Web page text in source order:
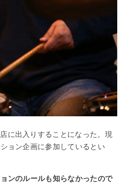
に出入りすることになった。現
ョン企画に参加しているとい
ンのルールも知らなかったので